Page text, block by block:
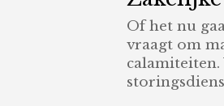
Of het nu
vraagt om